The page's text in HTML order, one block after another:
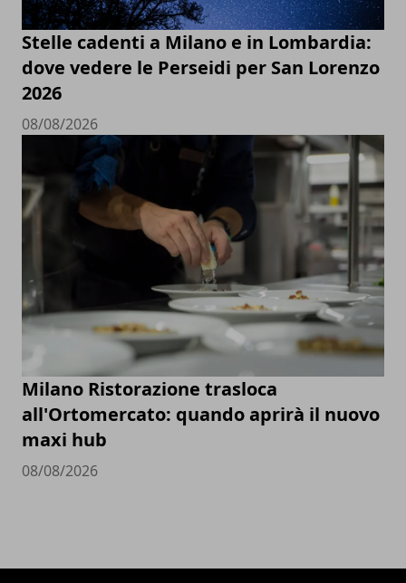
Stelle cadenti a Milano e in Lombardia:
dove vedere le Perseidi per San Lorenzo
2026
08/08/2026
Milano Ristorazione trasloca
all'Ortomercato: quando aprirà il nuovo
maxi hub
08/08/2026